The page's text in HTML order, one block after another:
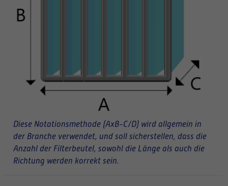
Diese Notationsmethode (AxB-C/D) wird allgemein in
der Branche verwendet, und soll sicherstellen, dass die
Anzahl der Filterbeutel, sowohl die Länge als auch die
Richtung werden korrekt sein.